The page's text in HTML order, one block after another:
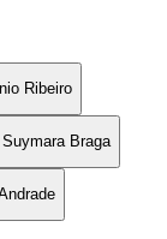
Ribeiro
Braga